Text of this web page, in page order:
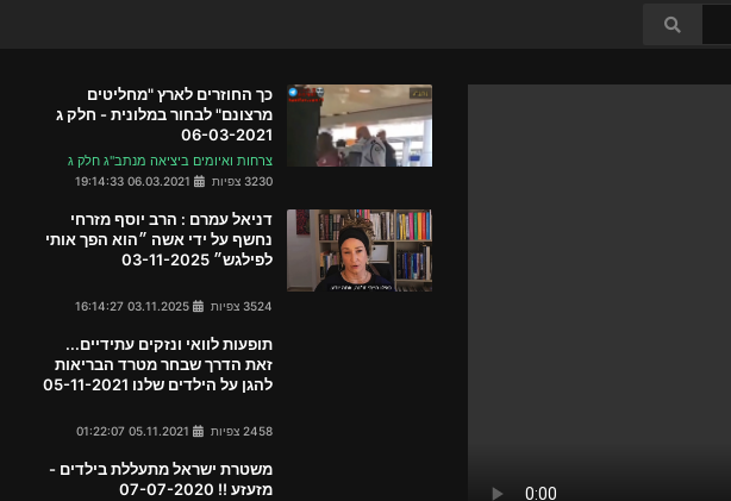
כך החוזרים לארץ "מחליטים
מרצונם" לבחור במלונית - חלק ג
06-03-2021
צרחות ואיומים ביציאה מנתב"ג חלק ג
3230 צפיות
דניאל עמרם : הרב יוסף מזרחי
נחשף על ידי אשה ״הוא הפך אותי
לפילגש״ 03-11-2025
3524 צפיות
תופעות לוואי ונזקים עתידיים...
זאת הדרך שבחר מטרד הבריאות
להגן על הילדים שלנו 05-11-2021
2458 צפיות
משטרת ישראל מתעללת בילדים -
מזעזע !! 07-07-2020